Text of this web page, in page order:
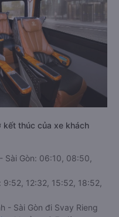
kết thúc của xe khách
Sài Gòn: 06:10, 08:50,
12:32, 15:52, 18:52,
- Sài Gòn đi Svay Rieng